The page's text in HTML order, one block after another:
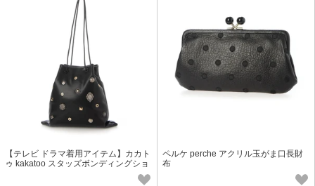
【テレビ ドラマ着用アイテム】カカト
ゥ kakatoo スタッズボンディングショ
ペルケ perche アクリル玉がま口長財
布